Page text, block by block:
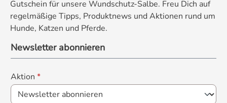
Gutschein für unsere Wundschutz-Salbe. Freu Dich auf
regelmäßige Tipps, Produktnews und Aktionen rund um
Hunde, Katzen und Pferde.
Newsletter abonnieren
Aktion *